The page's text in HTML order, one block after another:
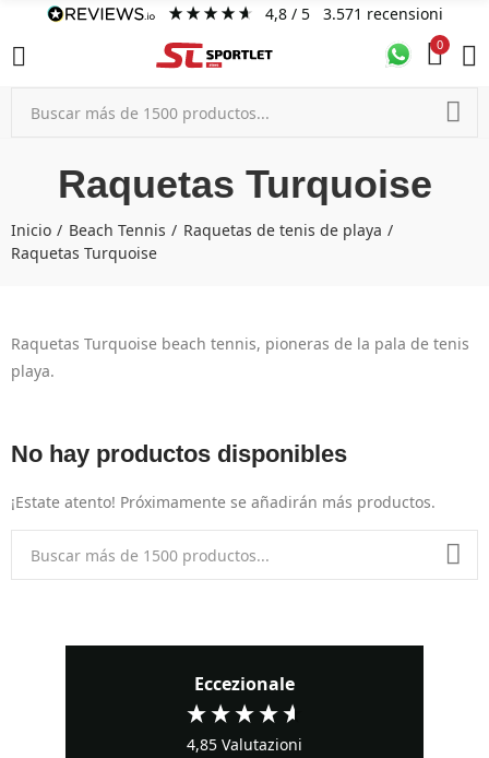
4,8/ 5 3.571 recensioni
0
Raquetas Turquoise
Inicio Beach Tennis
Raquetas de tenis de playa
Raquetas Turquoise
Raquetas Turquoise beach tennis, pioneras de la pala de tenis
playa.
No hay productos disponibles
¡Estate atento! Próximamente se añadirán más productos.
Eccezionale
4,85 Valutazioni